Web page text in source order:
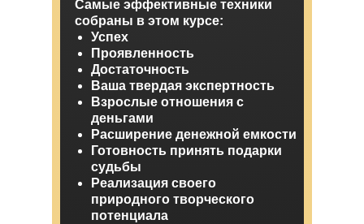
Самые эффективные техники
собраны в этом курсе:
Успех
Проявленность
Достаточность
Ваша твердая экспертность
Взрослые отношения с
деньгами
Расширение денежной емкости
Готовность принять подарки
судьбы
Реализация своего
природного творческого
потенциала